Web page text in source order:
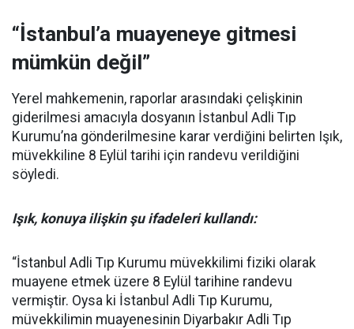
“İstanbul’a muayeneye gitmesi
mümkün değil”
Yerel mahkemenin, raporlar arasındaki çelişkinin
giderilmesi amacıyla dosyanın İstanbul Adli Tıp
Kurumu’na gönderilmesine karar verdiğini belirten Işık,
müvekkiline 8 Eylül tarihi için randevu verildiğini
söyledi.
Işık, konuya ilişkin şu ifadeleri kullandı:
“İstanbul Adli Tıp Kurumu müvekkilimi fiziki olarak
muayene etmek üzere 8 Eylül tarihine randevu
vermiştir. Oysa ki İstanbul Adli Tıp Kurumu,
müvekkilimin muayenesinin Diyarbakır Adli Tıp